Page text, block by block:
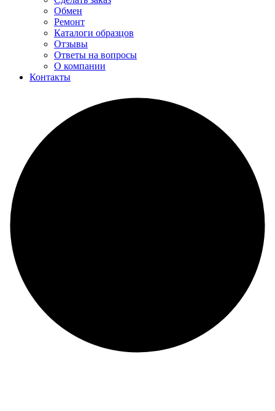
Обмен
Ремонт
Каталоги образцов
Отзывы
Ответы на вопросы
О компании
Контакты